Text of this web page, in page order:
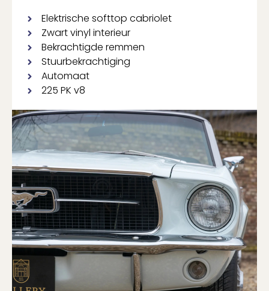
Elektrische softtop cabriolet
Zwart vinyl interieur
Bekrachtigde remmen
Stuurbekrachtiging
Automaat
225 PK v8